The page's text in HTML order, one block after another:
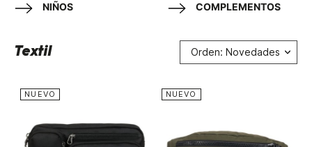
NIÑOS COMPLEMENTOS
Textil Orden: Novedades
NUEVO NUEVO